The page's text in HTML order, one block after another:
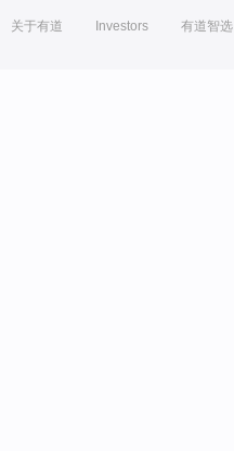
关于有道 Investors 有道智选